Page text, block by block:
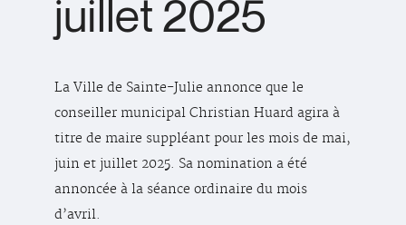
juillet 2025
La Ville de Sainte-Julie annonce que le
conseiller municipal Christian Huard agira à
titre de maire suppléant pour les mois de mai,
juin et juillet 2025. Sa nomination a été
annoncée à la séance ordinaire du mois
d’avril.